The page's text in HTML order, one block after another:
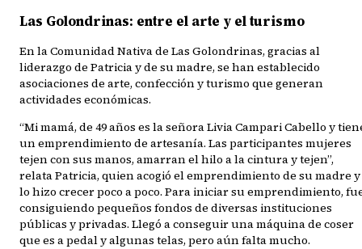
Las Golondrinas: entre el arte y el turismo
En la Comunidad Nativa de Las Golondrinas, gracias al
liderazgo de Patricia y de su madre, se han establecido
asociaciones de arte, confección y turismo que generan
actividades económicas.
“Mi mamá, de 49 años es la señora Livia Campari Cabello y
un emprendimiento de artesanía. Las participantes mujeres
tejen con sus manos, amarran el hilo a la cintura y tejen”,
relata Patricia, quien acogió el emprendimiento de su madre y
lo hizo crecer poco a poco. Para iniciar su emprendimiento,
consiguiendo pequeños fondos de diversas instituciones
públicas y privadas. Llegó a conseguir una máquina de coser
que es a pedal y algunas telas, pero aún falta mucho.